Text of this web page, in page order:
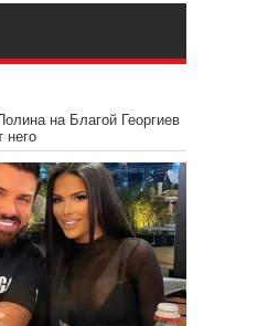
на Благой Георгиев
него